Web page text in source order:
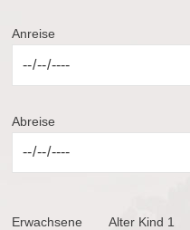
Anreise
Abreise
Erwachsene Alter Kind 1